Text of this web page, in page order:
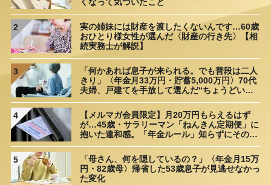
くなって気づいたこと
2
実の姉妹には財産を渡したくないんです…60歳
おひとり様女性が選んだ〈財産の行き先〉【相
続実務士が解説】
3
「何かあれば息子が来られる。でも普段は二人
きり」〈年金月33万円・貯蓄5,000万円〉70代
夫婦、戸建てを手放して選んだ“ちょうどいい
距離”
4
【メルマガ会員限定】月20万円もらえるはず
が…45歳・サラリーマン「ねんきん定期便」に
抱いた違和感。「年金ルール」知らずにそのま
ま20年…65歳で受け取ることになる年金額に唖
然「何かの間違いでは？」
5
「母さん、何を隠しているの？」〈年金月15万
円・82歳母〉帰省した53歳息子が見逃せなかっ
た変化